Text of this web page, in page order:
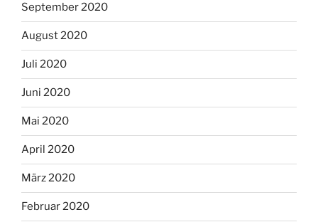
September 2020
August 2020
Juli 2020
Juni 2020
Mai 2020
April 2020
März 2020
Februar 2020